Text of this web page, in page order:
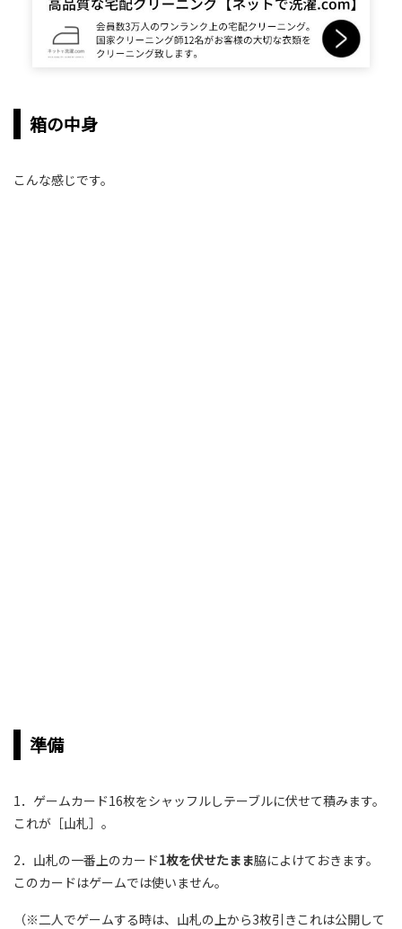
箱の中身
こんな感じです。
準備
1．ゲームカード16枚をシャッフルしテーブルに伏せて積みます。
これが［山札］。
2．山札の一番上のカード1枚を伏せたまま脇によけておきます。
このカードはゲームでは使いません。
（※二人でゲームする時は、山札の上から3枚引きこれは公開して